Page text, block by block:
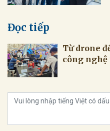
Đọc tiếp
Từ drone
công